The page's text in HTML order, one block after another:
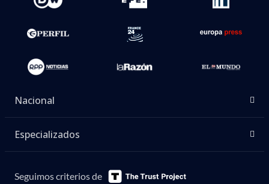
Nacional
Especializados
Seguimos criterios de